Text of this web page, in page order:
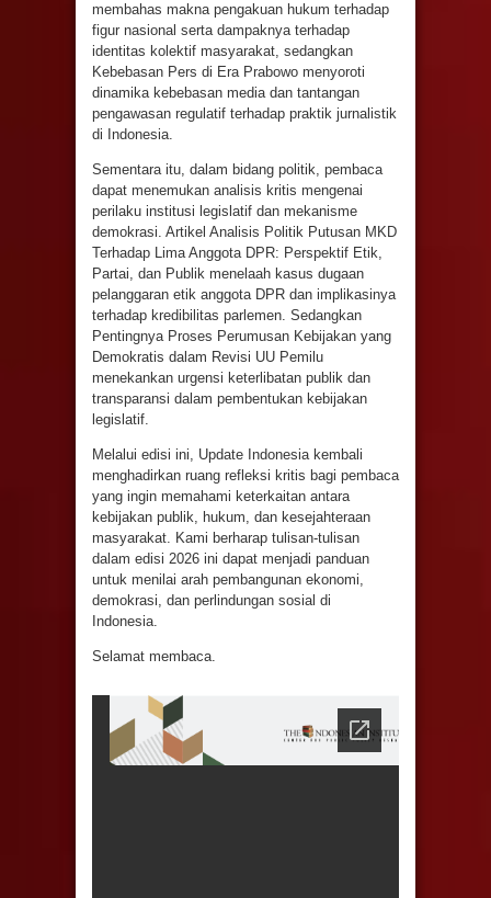
membahas makna pengakuan hukum terhadap
figur nasional serta dampaknya terhadap
identitas kolektif masyarakat, sedangkan
Kebebasan Pers di Era Prabowo menyoroti
dinamika kebebasan media dan tantangan
pengawasan regulatif terhadap praktik jurnalistik
di Indonesia.
Sementara itu, dalam bidang politik, pembaca
dapat menemukan analisis kritis mengenai
perilaku institusi legislatif dan mekanisme
demokrasi. Artikel Analisis Politik Putusan MKD
Terhadap Lima Anggota DPR: Perspektif Etik,
Partai, dan Publik menelaah kasus dugaan
pelanggaran etik anggota DPR dan implikasinya
terhadap kredibilitas parlemen. Sedangkan
Pentingnya Proses Perumusan Kebijakan yang
Demokratis dalam Revisi UU Pemilu
menekankan urgensi keterlibatan publik dan
transparansi dalam pembentukan kebijakan
legislatif.
Melalui edisi ini, Update Indonesia kembali
menghadirkan ruang refleksi kritis bagi pembaca
yang ingin memahami keterkaitan antara
kebijakan publik, hukum, dan kesejahteraan
masyarakat. Kami berharap tulisan-tulisan
dalam edisi 2026 ini dapat menjadi panduan
untuk menilai arah pembangunan ekonomi,
demokrasi, dan perlindungan sosial di
Indonesia.
Selamat membaca.